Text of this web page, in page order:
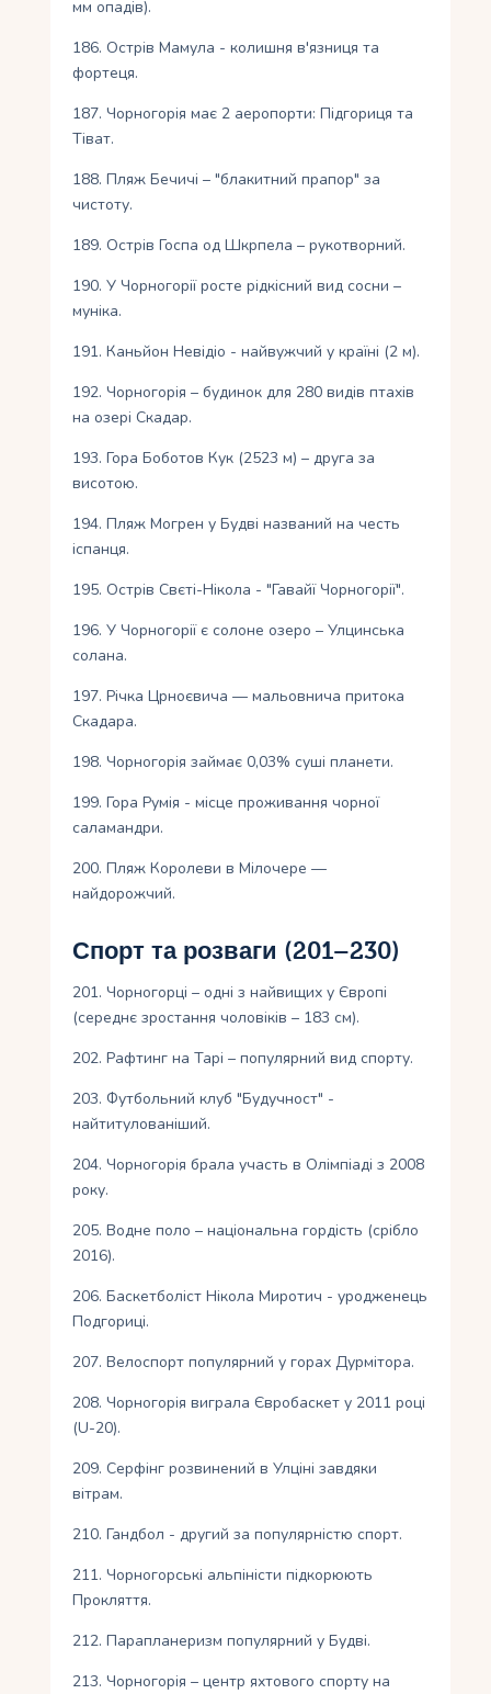
мм опадів).
186. Острів Мамула - колишня в'язниця та
фортеця.
187. Чорногорія має 2 аеропорти: Підгориця та
Тіват.
188. Пляж Бечичі – "блакитний прапор" за
чистоту.
189. Острів Госпа од Шкрпела – рукотворний.
190. У Чорногорії росте рідкісний вид сосни –
муніка.
191. Каньйон Невідіо - найвужчий у країні (2 м).
192. Чорногорія – будинок для 280 видів птахів
на озері Скадар.
193. Гора Боботов Кук (2523 м) – друга за
висотою.
194. Пляж Могрен у Будві названий на честь
іспанця.
195. Острів Свєті-Нікола - "Гавайї Чорногорії".
196. У Чорногорії є солоне озеро – Улцинська
солана.
197. Річка Црноєвича — мальовнича притока
Скадара.
198. Чорногорія займає 0,03% суші планети.
199. Гора Румія - місце проживання чорної
саламандри.
200. Пляж Королеви в Мілочере —
найдорожчий.
Спорт та розваги (201–230)
201. Чорногорці – одні з найвищих у Європі
(середнє зростання чоловіків – 183 см).
202. Рафтинг на Тарі – популярний вид спорту.
203. Футбольний клуб "Будучност" -
найтитулованіший.
204. Чорногорія брала участь в Олімпіаді з 2008
року.
205. Водне поло – національна гордість (срібло
2016).
206. Баскетболіст Нікола Миротич - уродженець
Подгориці.
207. Велоспорт популярний у горах Дурмітора.
208. Чорногорія виграла Євробаскет у 2011 році
(U-20).
209. Серфінг розвинений в Улціні завдяки
вітрам.
210. Гандбол - другий за популярністю спорт.
211. Чорногорські альпіністи підкорюють
Прокляття.
212. Парапланеризм популярний у Будві.
213. Чорногорія – центр яхтового спорту на